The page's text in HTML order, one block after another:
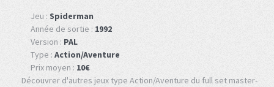
Jeu : Spiderman
Année de sortie : 1992
Version : PAL
Type : Action/Aventure
Prix moyen : 10€
Découvrer d'autres jeux type Action/Aventure du full set master-